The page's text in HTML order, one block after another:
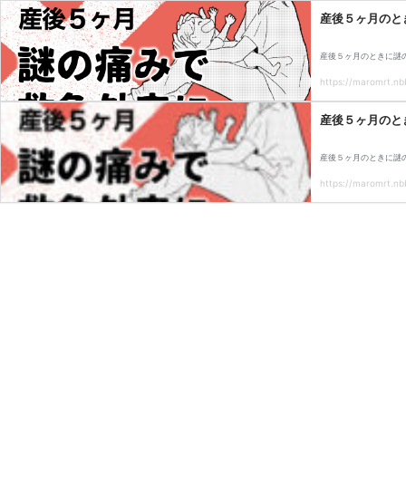
産後５ヶ月の
産後５ヶ月のときに謎
https://
産後５ヶ月の
産後５ヶ月のときに謎
https://